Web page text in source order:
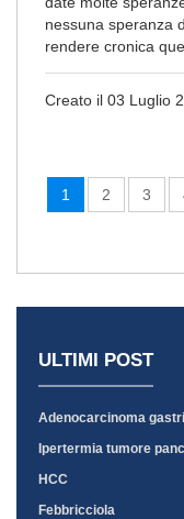
nessuna speranza
rendere cronica
Creato il 03 Luglio
1 2 3
ULTIMI POST
Adenocarcinoma
Ipertermia tumore
HCC
Febbricciola